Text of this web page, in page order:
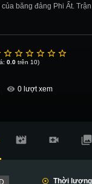
băng đảng Phi Ất.
0.0 trên 10)
0 lượt xem
Thời